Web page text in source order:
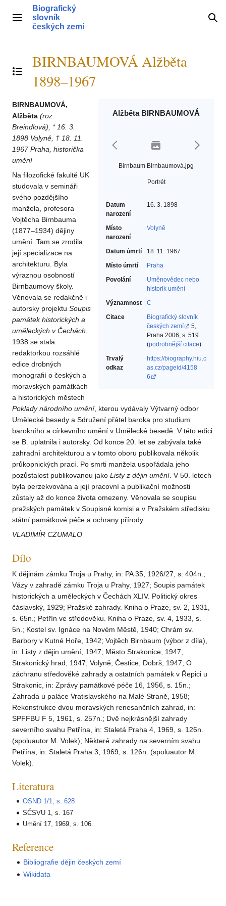
obsahHlavní menu
Biografický
slovník
českých zemí
Přepnout obsah
BIRNBAUMOVÁ Alžběta
1898–1967
Alžběta BIRNBAUMOVÁ
Birnbaum Birnbaumová.jpg
Portrét
Datum
narození
16. 3. 1898
Místo
narození
Volyně
Datum úmrtí
18. 11. 1967
Místo úmrtí
Praha
Povolání
Uměnovědec nebo
historik umění‎
Významnost
C
Citace
Biografický slovník
českých zemí
5,
Praha 2006, s. 519.
(podrobnější citace)
Trvalý
odkaz
https://biography.hiu.c
as.cz/pageid/4158
6
BIRNBAUMOVÁ,
Alžběta (roz.
Breindlová), * 16. 3.
1898 Volyně, † 18. 11.
1967 Praha, historička
umění
Na filozofické fakultě UK
studovala v semináři
svého pozdějšího
manžela, profesora
Vojtěcha Birnbauma
(1877–1934) dějiny
umění. Tam se zrodila
její specializace na
architekturu. Byla
výraznou osobností
Birnbaumovy školy.
Věnovala se redakčně i
autorsky projektu Soupis
památek historických a
uměleckých v Čechách
1938 se stala
redaktorkou rozsáhlé
edice drobných
monografií o českých a
moravských památkách
a historických městech
Poklady národního umění, kterou vydávaly Výtvarný odbor
Umělecké besedy a Sdružení přátel baroka pro studium
barokního a církevního umění v Umělecké besedě. V této edici
se B. uplatnila i autorsky. Od konce 20. let se zabývala také
zahradní architekturou a v tomto oboru publikovala několik
průkopnických prací. Po smrti manžela uspořádala jeho
pozůstalost publikovanou jako Listy z dějin umění. V 50. letech
byla perzekvována a její pracovní a publikační možnosti
zůstaly až do konce života omezeny. Věnovala se soupisu
pražských památek v Soupisné komisi a v Pražském středisku
státní památkové péče a ochrany přírody.
VLADIMÍR CZUMALO
Dílo
K dějinám zámku Troja u Prahy, in: PA 35, 1926/27, s. 404n.;
Vázy v zahradě zámku Troja u Prahy, 1927; Soupis památek
historických a uměleckých v Čechách XLIV. Politický okres
čáslavský, 1929; Pražské zahrady. Kniha o Praze, sv. 2, 1931,
s. 65n.; Petřín ve středověku. Kniha o Praze, sv. 4, 1933, s.
5n.; Kostel sv. Ignáce na Novém Městě, 1940; Chrám sv.
Barbory v Kutné Hoře, 1942; Vojtěch Birnbaum (výbor z díla),
in: Listy z dějin umění, 1947; Město Strakonice, 1947;
Strakonický hrad, 1947; Volyně, Čestice, Dobrš, 1947; O
záchranu středověké zahrady a ostatních památek v Řepici u
Strakonic, in: Zprávy památkové péče 16, 1956, s. 15n.;
Zahrada u paláce Vratislavského na Malé Straně, 1958;
Rekonstrukce dvou moravských renesančních zahrad, in:
SPFFBU F 5, 1961, s. 257n.; Dvě nejkrásnější zahrady
severního svahu Petřína, in: Staletá Praha 4, 1969, s. 126n.
(spoluautor M. Volek); Některé zahrady na severním svahu
Petřína, in: Staletá Praha 3, 1969, s. 126n. (spoluautor M.
Volek).
Literatura
OSND 1/1, s. 628
SČSVU 1, s. 167
Umění 17, 1969, s. 106.
Reference
Bibliografie dějin českých zemí
Wikidata